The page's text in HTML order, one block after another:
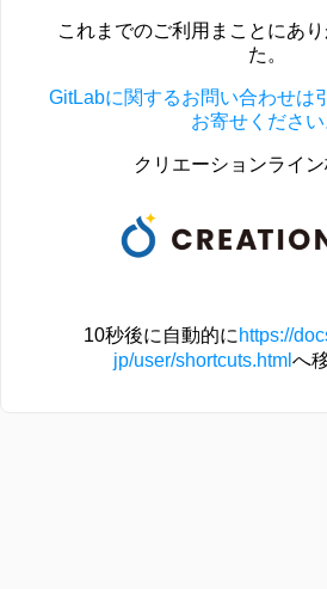
これまでのご利用まことにあ
た。
GitLabに関するお問い合わせは
お寄せください
クリエーションライ
10秒後に自動的に https://
jp/user/shortcuts.html へ